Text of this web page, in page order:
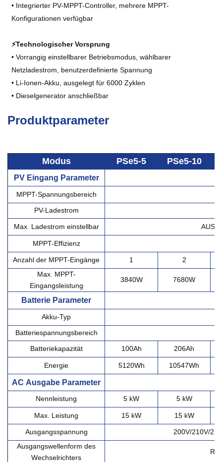
• Integrierter PV-MPPT-Controller, mehrere MPPT-
Konfigurationen verfügbar
⚡Technologischer Vorsprung
• Vorrangig einstellbarer Betriebsmodus, wählbarer
Netzladestrom, benutzerdefinierte Spannung
• Li-Ionen-Akku, ausgelegt für 6000 Zyklen
• Dieselgenerator anschließbar
Produktparameter
Modus PSe5-5 PSe5-10
PV Eingang Parameter
MPPT-Spannungsbereich
PV-Ladestrom
Max. Ladestrom einstellbar AUS/
MPPT-Effizienz
Anzahl der MPPT-Eingänge 1
2
Max. MPPT-
Eingangsleistung
3840W 7680W
Batterie Parameter
Akku-Typ
Batteriespannungsbereich
Batteriekapazität
100Ah 206Ah
Energie 5120Wh 10547Wh
AC Ausgabe Parameter
Nennleistung 5 kW 5 kW
Max. Leistung 15 kW 15 kW
Ausgangsspannung
200V/210V/
Ausgangswellenform des
Wechselrichters